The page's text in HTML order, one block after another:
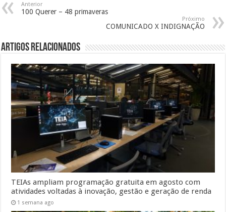
Anterior
100 Querer – 48 primaveras
Próximo
COMUNICADO X INDIGNAÇÃO
Artigos Relacionados
TEIAs ampliam programação gratuita em agosto com
atividades voltadas à inovação, gestão e geração de renda
1 semana ago